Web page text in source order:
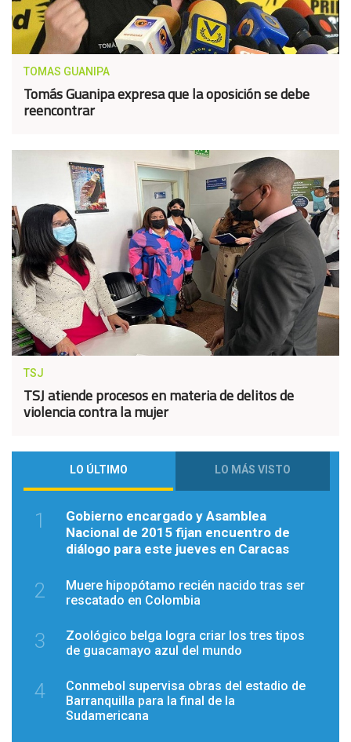
TOMAS GUANIPA
Tomás Guanipa expresa que la oposición se debe
reencontrar
TSJ
TSJ atiende procesos en materia de delitos de
violencia contra la mujer
LO ÚLTIMO LO MÁS VISTO
1
Gobierno encargado y Asamblea
Nacional de 2015 fijan encuentro de
diálogo para este jueves en Caracas
2
Muere hipopótamo recién nacido tras ser
rescatado en Colombia
3
Zoológico belga logra criar los tres tipos
de guacamayo azul del mundo
4
Conmebol supervisa obras del estadio de
Barranquilla para la final de la
Sudamericana